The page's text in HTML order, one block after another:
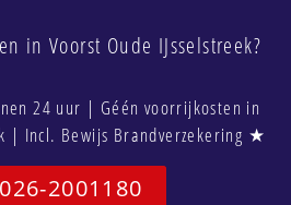
in Voorst Oude IJsselstreek?
24 uur | Géén voorrijkosten in
| Incl. Bewijs Brandverzekering ★
2001180